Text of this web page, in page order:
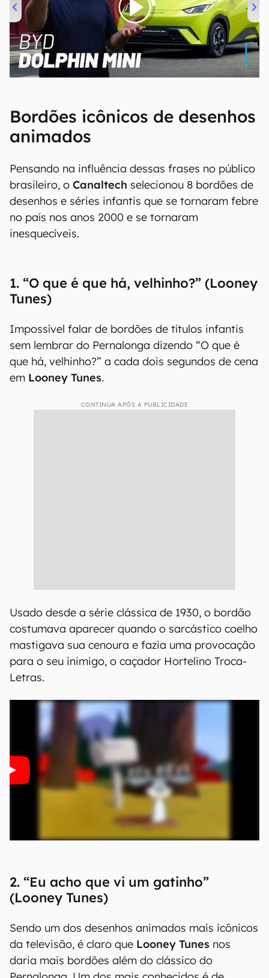
00:00/04:07
Bordões icônicos de desenhos
animados
Pensando na influência dessas frases no público
brasileiro, o Canaltech selecionou 8 bordões de
desenhos e séries infantis que se tornaram febre
no país nos anos 2000 e se tornaram
inesquecíveis.
1. “O que é que há, velhinho?” (Looney
Tunes)
Impossível falar de bordões de títulos infantis
sem lembrar do Pernalonga dizendo “O que é
que há, velhinho?” a cada dois segundos de cena
em Looney Tunes.
CONTINUA APÓS A PUBLICIDADE
Usado desde a série clássica de 1930, o bordão
costumava aparecer quando o sarcástico coelho
mastigava sua cenoura e fazia uma provocação
para o seu inimigo, o caçador Hortelino Troca-
Letras.
2. “Eu acho que vi um gatinho”
(Looney Tunes)
Sendo um dos desenhos animados mais icônicos
da televisão, é claro que Looney Tunes nos
daria mais bordões além do clássico do